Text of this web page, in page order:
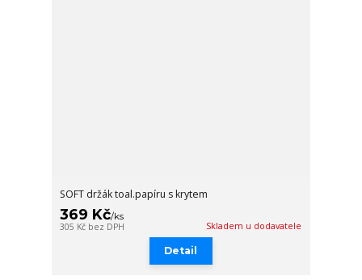
SOFT držák toal.papíru s krytem
369 Kč/ks
305 Kč bez DPH Skladem u dodavatele
Detail